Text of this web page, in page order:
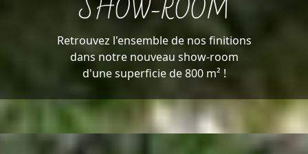
SHOW-ROOM
Retrouvez l'ensemble de nos finitions
dans notre nouveau show-room
d'une superficie de 800 m² !